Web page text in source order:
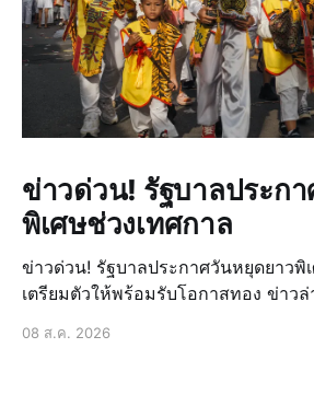
ข่าวด่วน! รัฐบาลประก
พิเศษช่วงเทศกาล
ข่าวด่วน! รัฐบาลประกาศวันหยุดยาวพิ
เตรียมตัวให้พร้อมรับโอกาสทอง ข่าวล่าสุดที่หลายคนรอ
ในช่วงเทศกาลสำคัญที่กำลังจะมาถึง ซึ่
08 ส.ค. 2026